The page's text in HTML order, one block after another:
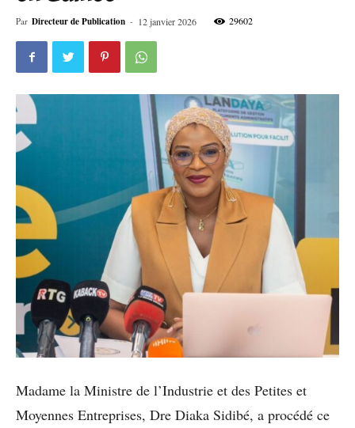
Par Directeur de Publication - 12 janvier 2026 29602
Madame la Ministre de l’Industrie et des Petites et
Moyennes Entreprises, Dre Diaka Sidibé, a procédé ce